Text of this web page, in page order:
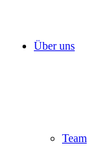
Über uns
Team